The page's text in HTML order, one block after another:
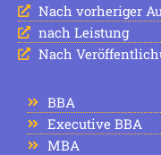
Nach vorheriger
nach Leistung
Nach
BBA
Executive BBA
MBA